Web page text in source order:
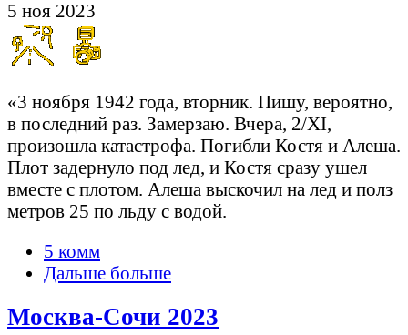
5 ноя 2023
«3 ноября 1942 года, вторник. Пишу, вероятно,
в последний раз. Замерзаю. Вчера, 2/XI,
произошла катастрофа. Погибли Костя и Алеша.
Плот задернуло под лед, и Костя сразу ушел
вместе с плотом. Алеша выскочил на лед и полз
метров 25 по льду с водой.
5 комм
Дальше больше
Москва-Сочи 2023